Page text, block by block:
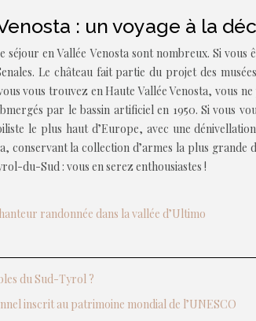
: un voyage à la
en Vallée Venosta sont nombreux. Si
Le château fait partie du projet des
vous trouvez en Haute Vallée Venosta, vous
par le bassin artificiel en 1950. Si vous
le plus haut d’Europe, avec une
conservant la collection d’armes la plus
du-Sud : vous en serez enthousiastes !
randonnée dans la vallée d’Ultimo
du Sud-Tyrol ?
inscrit au patrimoine mondial de l’UNESCO